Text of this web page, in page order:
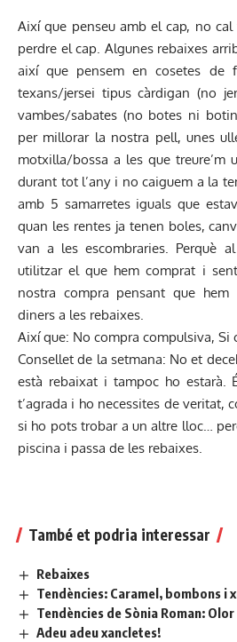
Així que penseu amb el cap, no
perdre el cap. Algunes rebaixes
així que pensem en cosetes de
texans/jersei tipus càrdigan (no
vambes/sabates (no botes ni
per millorar la nostra pell, unes
motxilla/bossa a les que treure’m
durant tot l’any i no caiguem a la
amb 5 samarretes iguals que
quan les rentes ja tenen boles,
van a les escombraries. Perquè
utilitzar el que hem comprat i
nostra compra pensant que hem
diners a les rebaixes.
Així que: No compra compulsiva, Si
Consellet de la setmana: No et
està rebaixat i tampoc ho estarà.
t’agrada i ho necessites de veritat,
si ho pots trobar a un altre lloc…
piscina i passa de les rebaixes.
També et podria interessar
Rebaixes
Tendències: Caramel, bombons i
Tendències de Sònia Roman:
Adeu adeu xancletes!